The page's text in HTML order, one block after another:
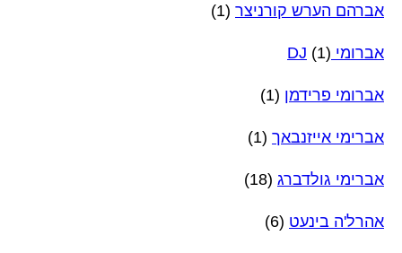
אברהם הערש קורניצר (1)
אברומי DJ (1)
אברומי פרידמן (1)
אברימי אייזנבאך (1)
אברימי גולדברג (18)
אהרל'ה בינעט (6)